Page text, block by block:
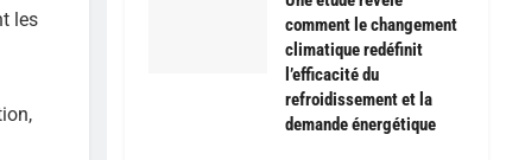
les
comment le changement
climatique redéfinit
l’efficacité du
refroidissement et la
demande énergétique